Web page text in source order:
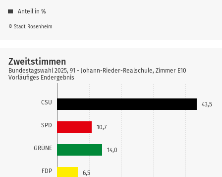
© Stadt Rosenheim
Anteil in %
CSU
SPD
GRÜNE
FDP
43,5
10,7
14,0
6,5
Zweitstimmen
Bundestagswahl 2025, 91 - Johann-Rieder-Realschule, Zimmer E10
Vorläufiges Endergebnis